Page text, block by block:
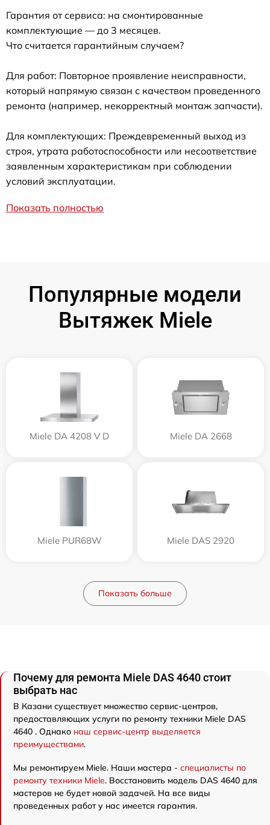
Гарантия от сервиса: на смонтированные
комплектующие — до 3 месяцев.
Что считается гарантийным случаем?
Для работ: Повторное проявление неисправности,
который напрямую связан с качеством проведенного
ремонта (например, некорректный монтаж запчасти).
Для комплектующих: Преждевременный выход из
строя, утрата работоспособности или несоответствие
заявленным характеристикам при соблюдении
условий эксплуатации.
Показать полностью
Популярные модели
Вытяжек Miele
Miele DA 4208 V D Miele DA 2668
Miele PUR68W Miele DAS 2920
Показать больше
Почему для ремонта Miele DAS 4640 стоит
выбрать нас
В Казани существует множество сервис-центров,
предоставляющих услуги по ремонту техники Miele DAS
4640 . Однако наш сервис-центр выделяется
преимуществами.
Мы ремонтируем Miele. Наши мастера - специалисты по
ремонту техники Miele. Восстановить модель DAS 4640 для
мастеров не будет новой задачей. На все виды
проведенных работ у нас имеется гарантия.